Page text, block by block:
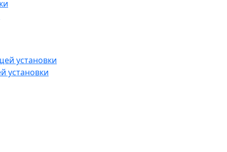
установки